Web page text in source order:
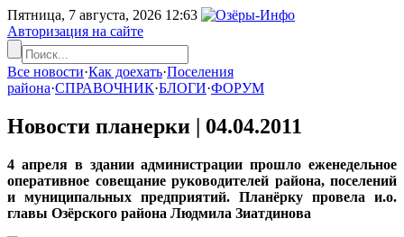
Пятница, 7 августа, 2026 12:63
Авторизация на сайте
Все новости·Как доехать·Поселения
района·СПРАВОЧНИК·БЛОГИ·ФОРУМ
Новости планерки | 04.04.2011
4 апреля в здании администрации прошло еженедельное
оперативное совещание руководителей района, поселений
и муниципальных предприятий. Планёрку провела и.о.
главы Озёрского района Людмила Зиатдинова